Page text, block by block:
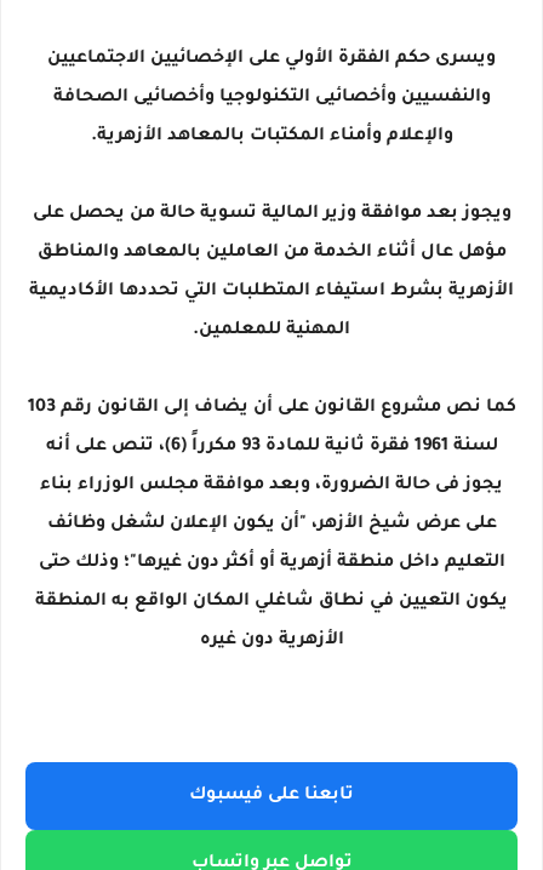
ويسرى حكم الفقرة الأولي على الإخصائيين الاجتماعيين
والنفسيين وأخصائيى التكنولوجيا وأخصائيى الصحافة
والإعلام وأمناء المكتبات بالمعاهد الأزهرية.
ويجوز بعد موافقة وزير المالية تسوية حالة من يحصل على
مؤهل عال أثناء الخدمة من العاملين بالمعاهد والمناطق
الأزهرية بشرط استيفاء المتطلبات التي تحددها الأكاديمية
المهنية للمعلمين.
كما نص مشروع القانون على أن يضاف إلى القانون رقم 103
لسنة 1961 فقرة ثانية للمادة 93 مكرراً (6)، تنص على أنه
يجوز فى حالة الضرورة، وبعد موافقة مجلس الوزراء بناء
على عرض شيخ الأزهر، "أن يكون الإعلان لشغل وظائف
التعليم داخل منطقة أزهرية أو أكثر دون غيرها"؛ وذلك حتى
يكون التعيين في نطاق شاغلي المكان الواقع به المنطقة
الأزهرية دون غيره
تابعنا على فيسبوك
تواصل عبر واتساب